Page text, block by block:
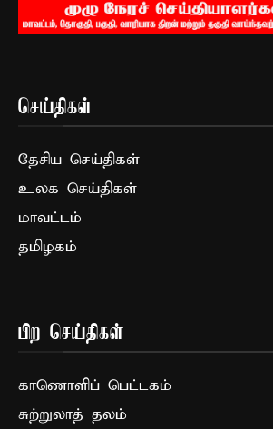
செய்திகள்
தேசிய செய்திகள்
உலக செய்திகள்
மாவட்டம்
தமிழகம்
பிற செய்திகள்
காணொளிப் பெட்டகம்
சுற்றுலாத் தலம்